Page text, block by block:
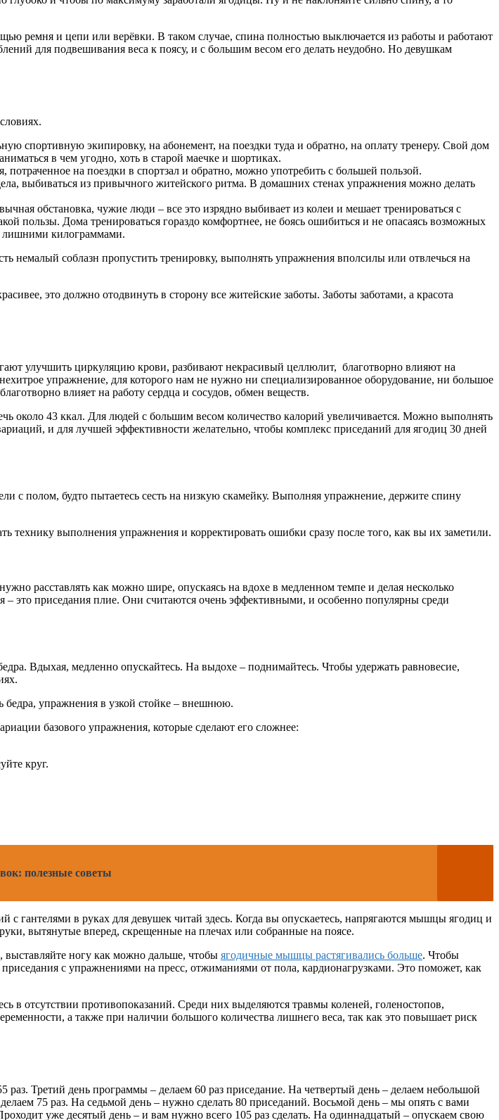
ремня и цепи или верёвки. В таком случае, спина полностью выключается из работы и работают
для подвешивания веса к поясу, и с большим весом его делать неудобно. Но девушкам
спортивную экипировку, на абонемент, на поездки туда и обратно, на оплату тренеру. Свой дом
в чем угодно, хоть в старой маечке и шортиках.
на поездки в спортзал и обратно, можно употребить с большей пользой.
выбиваться из привычного житейского ритма. В домашних стенах упражнения можно делать
обстановка, чужие люди – все это изрядно выбивает из колеи и мешает тренироваться с
пользы. Дома тренироваться гораздо комфортнее, не боясь ошибиться и не опасаясь возможных
лишними килограммами.
немалый соблазн пропустить тренировку, выполнять упражнения вполсилы или отвлечься на
это должно отодвинуть в сторону все житейские заботы. Заботы заботами, а красота
улучшить циркуляцию крови, разбивают некрасивый целлюлит, благотворно влияют на
упражнение, для которого нам не нужно ни специализированное оборудование, ни большое
влияет на работу сердца и сосудов, обмен веществ.
около 43 ккал. Для людей с большим весом количество калорий увеличивается. Можно выполнять
и для лучшей эффективности желательно, чтобы комплекс приседаний для ягодиц 30 дней
с полом, будто пытаетесь сесть на низкую скамейку. Выполняя упражнение, держите спину
технику выполнения упражнения и корректировать ошибки сразу после того, как вы их заметили.
расставлять как можно шире, опускаясь на вдохе в медленном темпе и делая несколько
приседания плие. Они считаются очень эффективными, и особенно популярны среди
Вдыхая, медленно опускайтесь. На выдохе – поднимайтесь. Чтобы удержать равновесие,
упражнения в узкой стойке – внешнюю.
базового упражнения, которые сделают его сложнее:
круг.
полезные советы
гантелями в руках для девушек читай здесь. Когда вы опускаетесь, напрягаются мышцы ягодиц и
вытянутые вперед, скрещенные на плечах или собранные на поясе.
ногу как можно дальше, чтобы ягодичные мышцы растягивались больше. Чтобы
с упражнениями на пресс, отжиманиями от пола, кардионагрузками. Это поможет, как
в отсутствии противопоказаний. Среди них выделяются травмы коленей, голеностопов,
а также при наличии большого количества лишнего веса, так как это повышает риск
Третий день программы – делаем 60 раз приседание. На четвертый день – делаем небольшой
75 раз. На седьмой день – нужно сделать 80 приседаний. Восьмой день – мы опять с вами
уже десятый день – и вам нужно всего 105 раз сделать. На одиннадцатый – опускаем свою